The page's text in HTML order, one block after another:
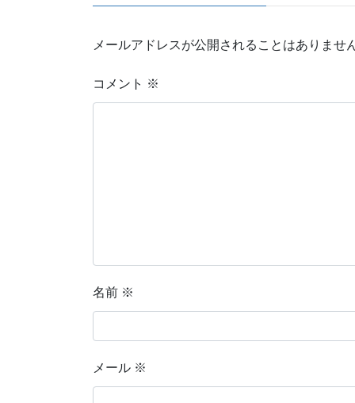
メールアドレスが公開されることはありませ
コメント ※
名前 ※
メール ※